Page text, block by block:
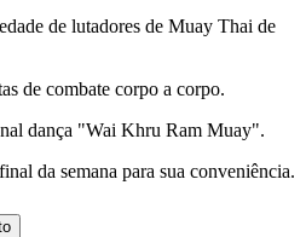
de lutadores de Muay Thai de
de combate corpo a corpo.
dança "Wai Khru Ram Muay".
da semana para sua conveniência.